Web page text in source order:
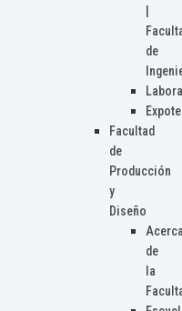
de
Facultad
de
Producción
y
Diseño
Acerca
de
la